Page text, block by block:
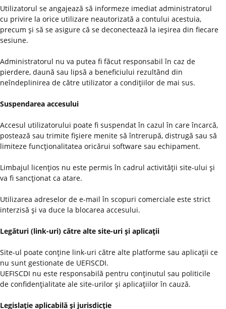
Utilizatorul se angajează să informeze imediat administratorul
cu privire la orice utilizare neautorizată a contului acestuia,
precum şi să se asigure că se deconectează la ieşirea din fiecare
sesiune.
Administratorul nu va putea fi făcut responsabil în caz de
pierdere, daună sau lipsă a beneficiului rezultând din
neîndeplinirea de către utilizator a condiţiilor de mai sus.
Suspendarea accesului
Accesul utilizatorului poate fi suspendat în cazul în care încarcă,
postează sau trimite fişiere menite să întrerupă, distrugă sau să
limiteze funcţionalitatea oricărui software sau echipament.
Limbajul licenţios nu este permis în cadrul activităţii site-ului şi
va fi sancţionat ca atare.
Utilizarea adreselor de e-mail în scopuri comerciale este strict
interzisă şi va duce la blocarea accesului.
Legături (link-uri) către alte site-uri şi aplicaţii
Site-ul poate conţine link-uri către alte platforme sau aplicaţii ce
nu sunt gestionate de UEFISCDI.
UEFISCDI nu este responsabilă pentru conţinutul sau politicile
de confidenţialitate ale site-urilor şi aplicaţiilor în cauză.
Legislaţie aplicabilă şi jurisdicţie